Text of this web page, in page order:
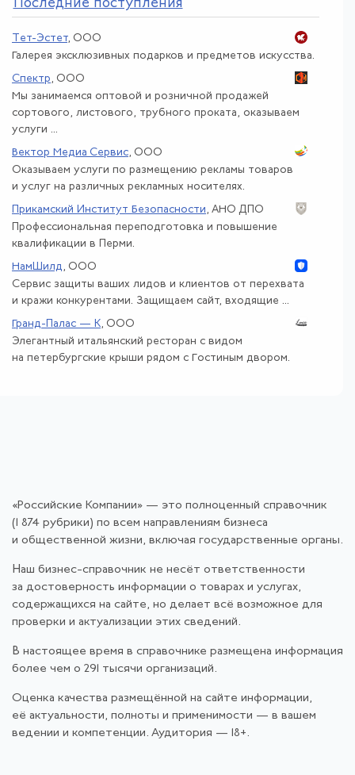
Последние поступления
Тет-Эстет, ООО
Галерея эксклюзивных подарков и предметов искусства.
Спектр , ООО
Мы занимаемся оптовой и розничной продажей
сортового, листового, трубного проката, оказываем
услуги ...
Вектор Медиа Сервис, ООО
Оказываем услуги по размещению рекламы товаров
и услуг на различных рекламных носителях.
Прикамский Институт Безопасности , АНО ДПО
Профессиональная переподготовка и повышение
квалификации в Перми.
НамШилд , ООО
Сервис защиты ваших лидов и клиентов от перехвата
и кражи конкурентами. Защищаем сайт, входящие ...
Гранд-Палас — К, ООО
Элегантный итальянский ресторан с видом
на петербургские крыши рядом с Гостиным двором.
«Российские Компании» — это полноценный справочник
(1 874 рубрики) по всем направлениям бизнеса
и общественной жизни, включая государственные органы.
Наш бизнес-справочник не несёт ответственности
за достоверность информации о товарах и услугах,
содержащихся на сайте, но делает всё возможное для
проверки и актуализации этих сведений.
В настоящее время в справочнике размещена информация
более чем о 291 тысячи организаций.
Оценка качества размещённой на сайте информации,
её актуальности, полноты и применимости — в вашем
ведении и компетенции. Аудитория — 18+.